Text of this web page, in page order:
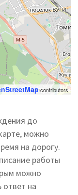
contributors
до
можно
на дорогу.
работы
можно
ответ на